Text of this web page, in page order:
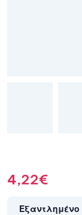
4,22€
Εξαντλημένο